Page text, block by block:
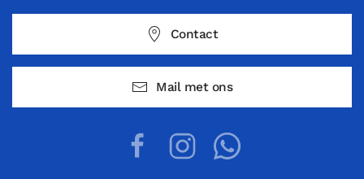
Contact
Mail met ons